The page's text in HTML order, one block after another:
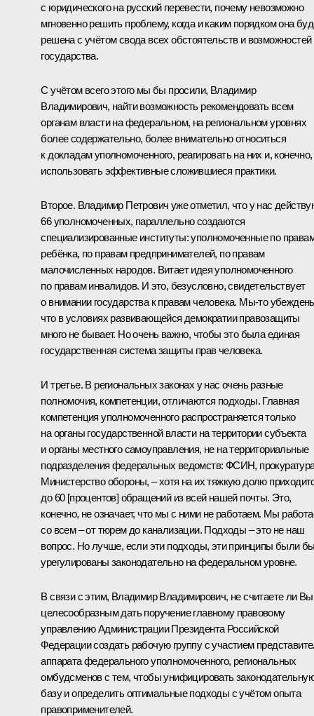
с юридического на русский перевести, почему невозможно
мгновенно решить проблему, когда и каким порядком она
решена с учётом свода всех обстоятельств и возможностей
государства.
С учётом всего этого мы бы просили, Владимир
Владимирович, найти возможность рекомендовать всем
органам власти на федеральном, на региональном уровнях
более содержательно, более внимательно относиться
к докладам уполномоченного, реагировать на них и, конечно,
использовать эффективные сложившиеся практики.
Второе. Владимир Петрович уже отметил, что у нас
66 уполномоченных, параллельно создаются
специализированные институты: уполномоченные по
ребёнка, по правам предпринимателей, по правам
малочисленных народов. Витает идея уполномоченного
по правам инвалидов. И это, безусловно, свидетельствует
о внимании государства к правам человека. Мы‑то
что в условиях развивающейся демократии правозащиты
много не бывает. Но очень важно, чтобы это была единая
государственная система защиты прав человека.
И третье. В региональных законах у нас очень разные
полномочия, компетенции, отличаются подходы. Главная
компетенция уполномоченного распространяется только
на органы государственной власти на территории субъекта
и органы местного самоуправления, не на территориальные
подразделения федеральных ведомств: ФСИН,
Министерство обороны, – хотя на их тяжкую долю
до 60 [процентов] обращений из всей нашей почты. Это,
конечно, не означает, что мы с ними не работаем. Мы
со всем – от тюрем до канализации. Подходы – это не наш
вопрос. Но лучше, если эти подходы, эти принципы были
урегулированы законодательно на федеральном уровне.
В связи с этим, Владимир Владимирович, не считаете ли Вы
целесообразным дать поручение главному правовому
управлению Администрации Президента Российской
Федерации создать рабочую группу с участием
аппарата федерального уполномоченного, региональных
омбудсменов с тем, чтобы унифицировать
базу и определить оптимальные подходы с учётом опыта
правоприменителей.